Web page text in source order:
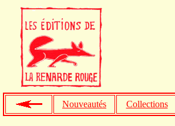
Nouveautés Collections